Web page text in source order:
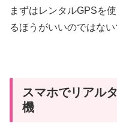
まずはレンタルGPSを
るほうがいいのではない
スマホでリアル
機